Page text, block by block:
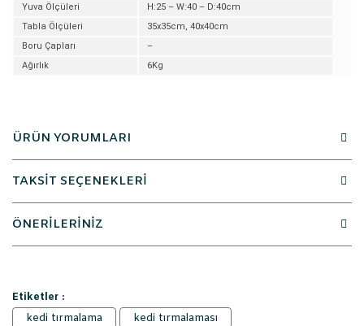
Yuva Ölçüleri
H:25 – W:40 – D:40cm
Tabla Ölçüleri
35x35cm, 40x40cm
Boru Çapları
–
Ağırlık
6Kg
ÜRÜN YORUMLARI
TAKSİT SEÇENEKLERİ
ÖNERİLERİNİZ
Etiketler :
kedi tırmalama
kedi tırmalaması